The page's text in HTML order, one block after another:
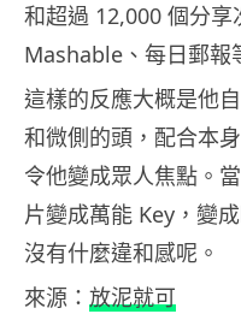
和超過 12,000 個分享
Mashable、每日郵報
這樣的反應大概是他
和微側的頭，配合本
令他變成眾人焦點。
片變成萬能 Key，變
沒有什麼違和感呢。
來源： 放泥就可